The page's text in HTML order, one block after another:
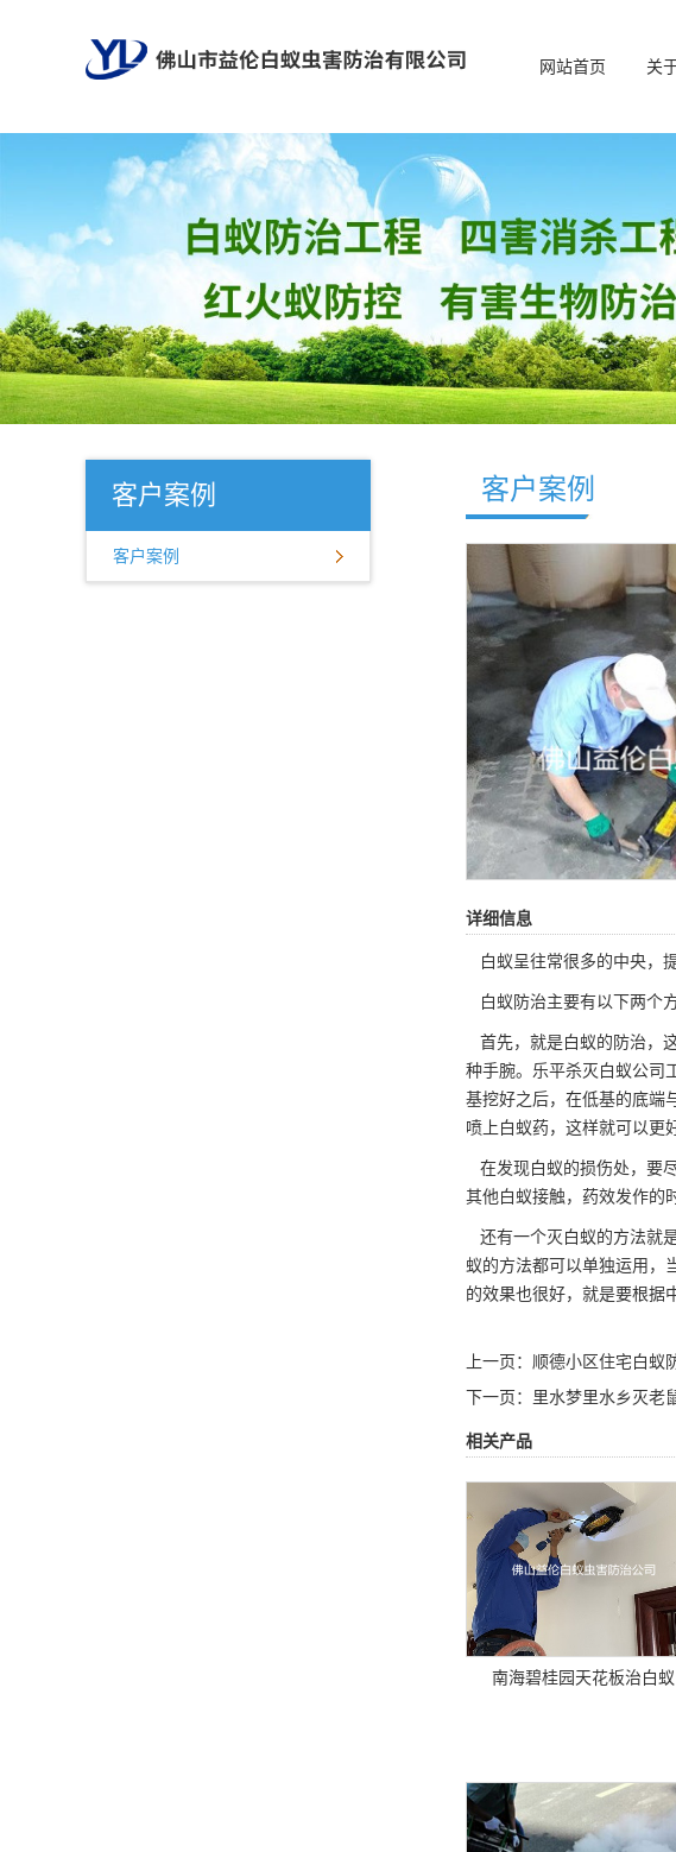
网站首页 关
客户案例
客户案例
客户案例
详细信息
白蚁呈往常很多的中央，
白蚁防治主要有以下两个方
首先，就是白蚁的防治，
种手腕。乐平杀灭白蚁公司
基挖好之后，在低基的底端
喷上白蚁药，这样就可以更
在发现白蚁的损伤处，要
其他白蚁接触，药效发作的
还有一个灭白蚁的方法就
蚁的方法都可以单独运用，
的效果也很好，就是要根据
上一页： 顺德小区住宅白蚁
下一页： 里水梦里水乡灭老
相关产品
南海碧桂园天花板治白蚁